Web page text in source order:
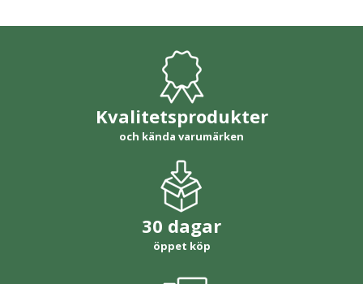
Kvalitetsprodukter
och kända varumärken
30 dagar
öppet köp